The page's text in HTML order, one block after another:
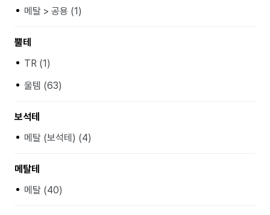
메탈 > 공용 (1)
뿔테
TR (1)
울템 (63)
보석테
메탈 (보석테) (4)
메탈테
메탈 (40)